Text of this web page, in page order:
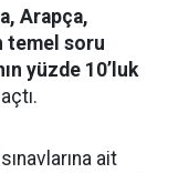
Arapça,
temel soru
yüzde 10’luk
ait